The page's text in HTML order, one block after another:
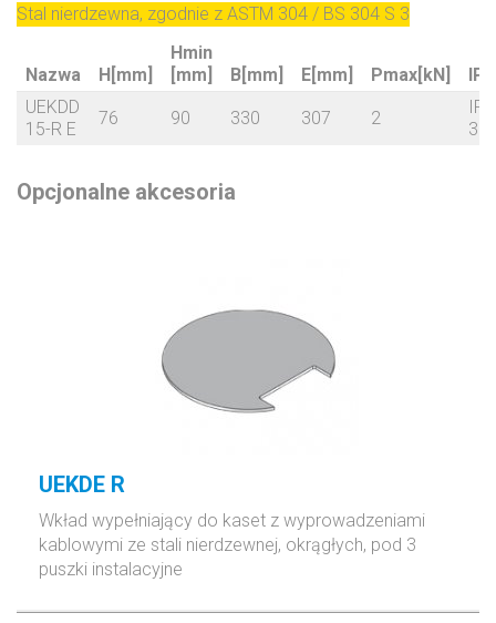
Stal nierdzewna, zgodnie z ASTM 304 / BS 304 S 3
Nazwa H[mm]
Hmin
[mm]
B[mm] E[mm] Pmax[kN]
IPn
UEKDD
15-R E
76 90 330 307 2
IP
30
Opcjonalne akcesoria
UEKDE R
Wkład wypełniający do kaset z wyprowadzeniami
kablowymi ze stali nierdzewnej, okrągłych, pod 3
puszki instalacyjne